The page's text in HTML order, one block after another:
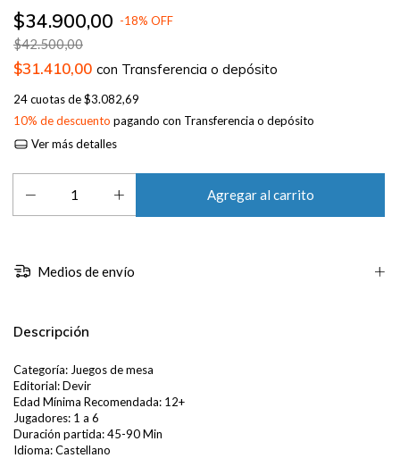
$34.900,00 -18% OFF
$42.500,00
$31.410,00 con Transferencia o depósito
24cuotas de$3.082,69
10% de descuento pagando con Transferencia o depósito
Ver más detalles
Medios de envío
Descripción
Categoría: Juegos de mesa
Editorial: Devir
Edad Mínima Recomendada: 12+
Jugadores: 1 a 6
Duración partida: 45-90 Min
Idioma: Castellano